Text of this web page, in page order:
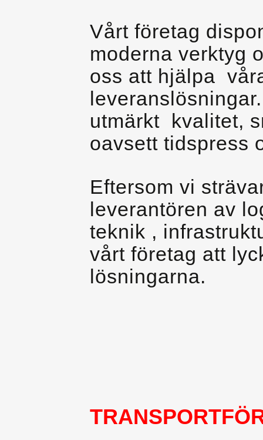
Vårt företag
moderna verktyg
oss att hjälpa
utmärkt kvalitet,
oavsett tidspress
Eftersom vi
leverantören av
teknik ,
vårt företag att
lösningarna.